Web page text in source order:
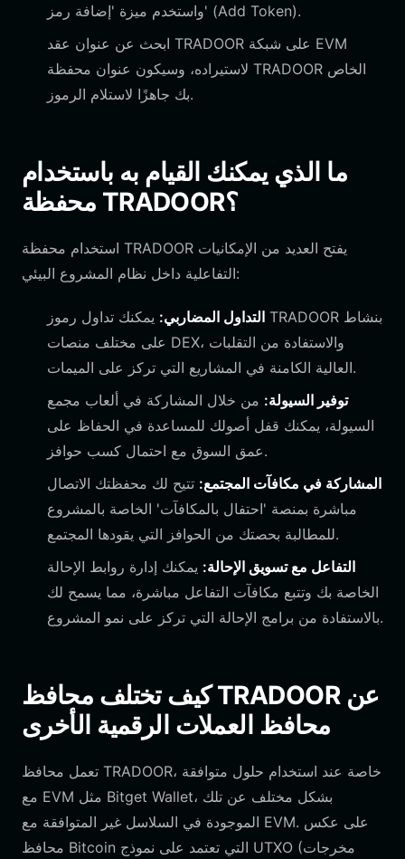
واستخدم ميزة 'إضافة رمز' (Add Token).
ابحث عن عنوان عقد TRADOOR على شبكة EVM
لاستيراده، وسيكون عنوان محفظة TRADOOR الخاص
بك جاهزًا لاستلام الرموز.
ما الذي يمكنك القيام به باستخدام
محفظة TRADOOR؟
استخدام محفظة TRADOOR يفتح العديد من الإمكانيات
التفاعلية داخل نظام المشروع البيئي:
التداول المضاربي: يمكنك تداول رموز TRADOOR بنشاط
على مختلف منصات DEX، والاستفادة من التقلبات
العالية الكامنة في المشاريع التي تركز على الميمات.
توفير السيولة: من خلال المشاركة في ألعاب مجمع
السيولة، يمكنك قفل أصولك للمساعدة في الحفاظ على
عمق السوق مع احتمال كسب حوافز.
المشاركة في مكافآت المجتمع: تتيح لك محفظتك الاتصال
مباشرة بمنصة 'احتفال بالمكافآت' الخاصة بالمشروع
للمطالبة بحصتك من الحوافز التي يقودها المجتمع.
التفاعل مع تسويق الإحالة: يمكنك إدارة روابط الإحالة
الخاصة بك وتتبع مكافآت التفاعل مباشرة، مما يسمح لك
بالاستفادة من برامج الإحالة التي تركز على نمو المشروع.
كيف تختلف محافظ TRADOOR عن
محافظ العملات الرقمية الأخرى
تعمل محافظ TRADOOR، خاصة عند استخدام حلول متوافقة
مع EVM مثل Bitget Wallet، بشكل مختلف عن تلك
الموجودة في السلاسل غير المتوافقة مع EVM. على عكس
محافظ Bitcoin التي تعتمد على نموذج UTXO (مخرجات